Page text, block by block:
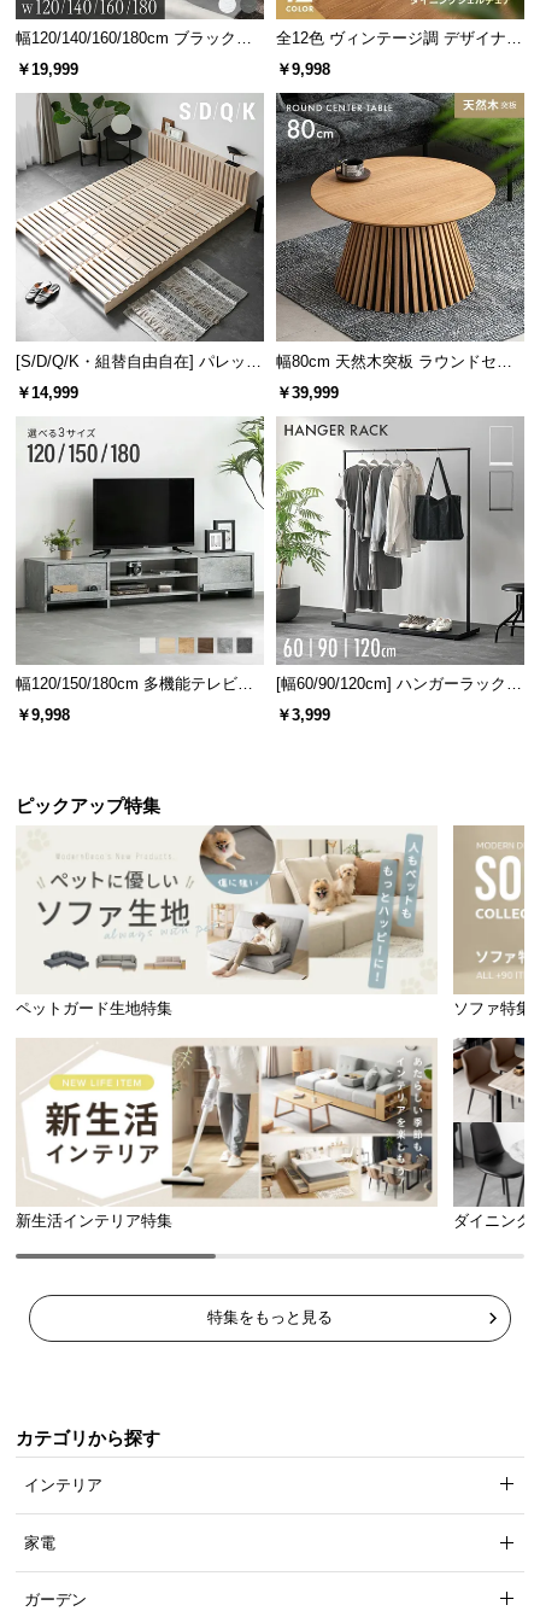
幅120/140/160/180cm ブラックフ
レーム ダイニング 大理石調 4人掛
￥19,999
全12色 ヴィンテージ調 デザイナー
ズシェルチェア
￥9,998
[S/D/Q/K・組替自由自在] パレット
ベッド 8/12/16枚セット
￥14,999
幅80cm 天然木突板 ラウンドセン
ターテーブル 美しい格子デザイン
￥39,999
幅120/150/180cm 多機能テレビボ
ード 木目/石目調 オープン収納・
￥9,998
[幅60/90/120cm] ハンガーラック
スチール 4段階高さ調節 サイドフ
￥3,999
ピックアップ特集
ペットガード生地特集 ソファ特集
新生活インテリア特集 ダイニング
特集をもっと見る
カテゴリから探す
インテリア
家電
ガーデン